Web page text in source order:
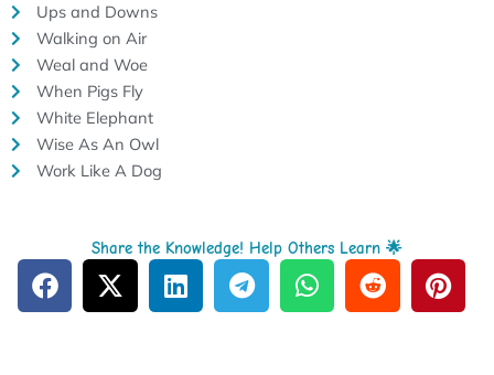
Ups and Downs
Walking on Air
Weal and Woe
When Pigs Fly
White Elephant
Wise As An Owl
Work Like A Dog
Share the Knowledge! Help Others Learn 🌟